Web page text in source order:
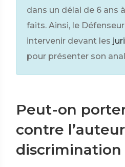
dans un délai de 6 ans
faits. Ainsi, le
intervenir devant les
pour présenter son
Peut-on
contre
discrimination